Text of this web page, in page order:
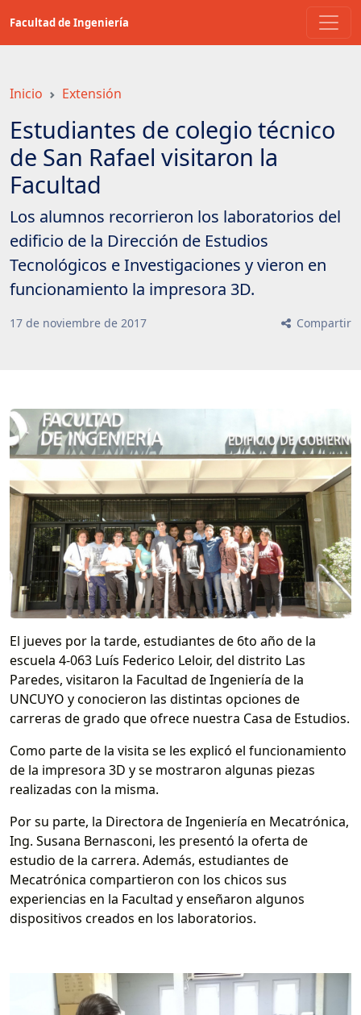
contenido
Facultad de Ingeniería
Inicio Extensión
Estudiantes de colegio técnico
de San Rafael visitaron la
Facultad
Los alumnos recorrieron los laboratorios del
edificio de la Dirección de Estudios
Tecnológicos e Investigaciones y vieron en
funcionamiento la impresora 3D.
17 de noviembre de 2017 Compartir
El jueves por la tarde, estudiantes de 6to año de la
escuela 4-063 Luís Federico Leloir, del distrito Las
Paredes, visitaron la Facultad de Ingeniería de la
UNCUYO y conocieron las distintas opciones de
carreras de grado que ofrece nuestra Casa de Estudios.
Como parte de la visita se les explicó el funcionamiento
de la impresora 3D y se mostraron algunas piezas
realizadas con la misma.
Por su parte, la Directora de Ingeniería en Mecatrónica,
Ing. Susana Bernasconi, les presentó la oferta de
estudio de la carrera. Además, estudiantes de
Mecatrónica compartieron con los chicos sus
experiencias en la Facultad y enseñaron algunos
dispositivos creados en los laboratorios.